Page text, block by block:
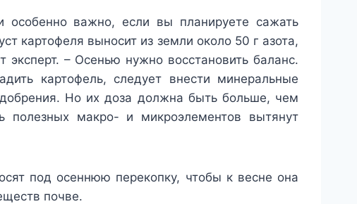
важно, если вы планируете сажать
картофеля выносит из земли около 50 г азота,
– Осенью нужно восстановить баланс.
картофель, следует внести минеральные
Но их доза должна быть больше, чем
полезных макро- и микроэлементов вытянут
под осеннюю перекопку, чтобы к весне она
почве.